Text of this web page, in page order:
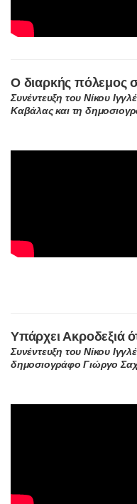
Ο διαρκής πόλεμος
Συνέντευξη του Νίκου
Καβάλας και τη
Υπάρχει Ακροδεξιά
Συνέντευξη του Νίκου
δημοσιογράφο Γιώργο